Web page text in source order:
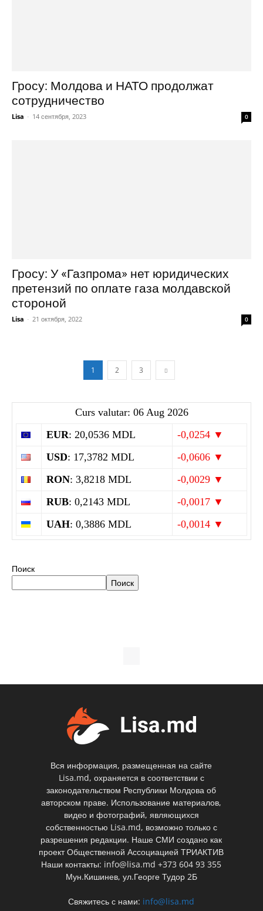
Гросу: Молдова и НАТО продолжат
сотрудничество
Lisa - 14 сентября, 2023 0
Гросу: У «Газпрома» нет юридических
претензий по оплате газа молдавской
стороной
Lisa - 21 октября, 2022 0
1 2 3
Curs valutar: 06 Aug 2026
EUR: 20,0536 MDL
-0,0254 ▼
USD: 17,3782 MDL
-0,0606 ▼
RON: 3,8218 MDL
-0,0029 ▼
RUB: 0,2143 MDL
-0,0017 ▼
UAH: 0,3886 MDL -0,0014 ▼
Поиск
Поиск
Вся информация, размещенная на сайте
Lisa.md, охраняется в соответствии с
законодательством Республики Молдова об
авторском праве. Использование материалов,
видео и фотографий, являющихся
собственностью Lisa.md, возможно только с
разрешения редакции. Наше СМИ создано как
проект Общественной Ассоциацией ТРИАКТИВ
Наши контакты: info@lisa.md +373 604 93 355
Мун.Кишинев, ул.Георге Тудор 2Б
Свяжитесь с нами: info@lisa.md